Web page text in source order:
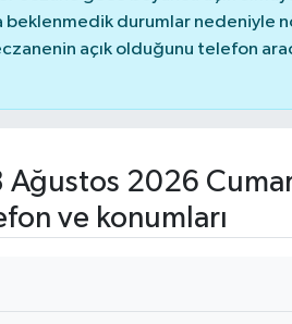
beklenmedik durumlar nedeniyle
açık olduğunu telefon
Ağustos 2026
ve konumları